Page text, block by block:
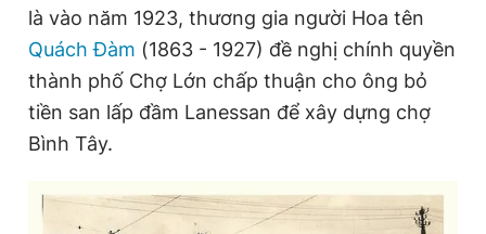
là vào năm 1923, thương gia người Hoa tên
Quách Đàm (1863 - 1927) đề nghị chính quyền
thành phố Chợ Lớn chấp thuận cho ông bỏ
tiền san lấp đầm Lanessan để xây dựng chợ
Bình Tây.